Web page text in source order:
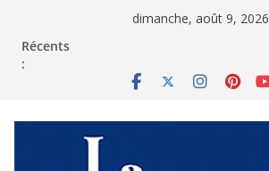
dimanche, août 9, 2026
Récents
: